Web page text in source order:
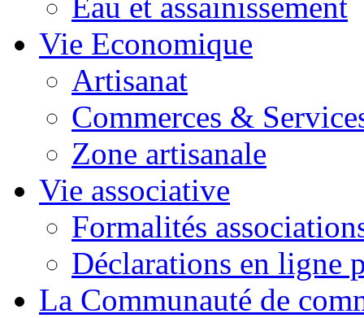
Vie Economique
Artisanat
Commerces &
Zone artisanale
Vie associative
Formalités
Déclarations en ligne
La Communauté de